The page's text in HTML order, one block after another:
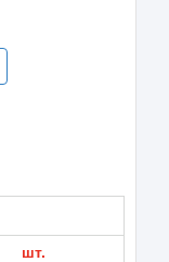
шт.